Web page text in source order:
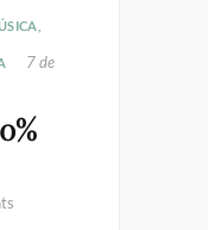
7 de